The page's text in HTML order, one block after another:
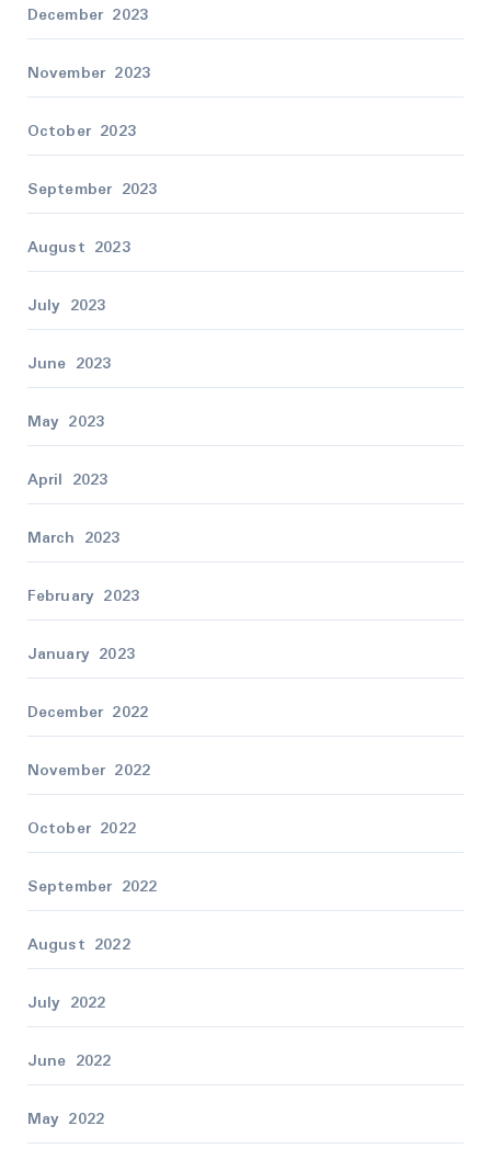
December 2023
November 2023
October 2023
September 2023
August 2023
July 2023
June 2023
May 2023
April 2023
March 2023
February 2023
January 2023
December 2022
November 2022
October 2022
September 2022
August 2022
July 2022
June 2022
May 2022